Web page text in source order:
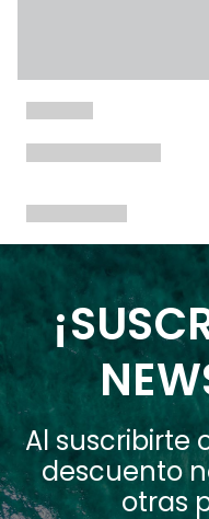
Al suscribirte
descuento
otras